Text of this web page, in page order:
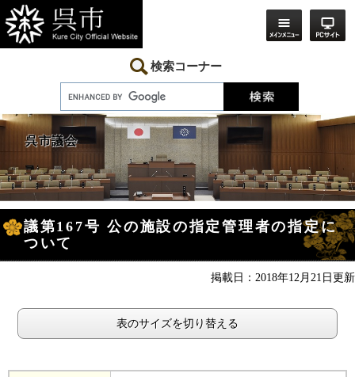
ー
ジ
の
ニ
ュ
ー
て
検索コーナー
呉市議会
文
議第167号 公の施設の指定管理者の指定に
ついて
掲載日：2018年12月21日更新
表のサイズを切り替える